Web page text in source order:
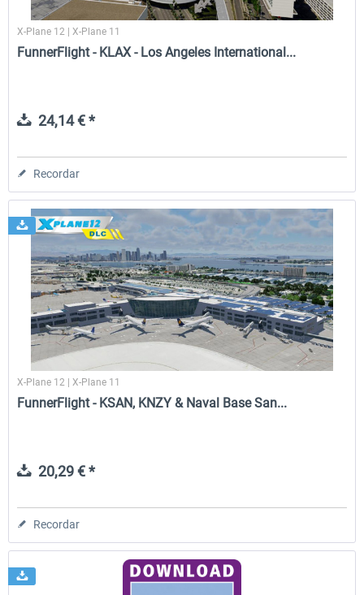
X-Plane 12 | X-Plane 11
FunnerFlight - KLAX - Los Angeles International...
24,14 € *
Recordar
X-Plane 12 | X-Plane 11
FunnerFlight - KSAN, KNZY & Naval Base San...
20,29 € *
Recordar